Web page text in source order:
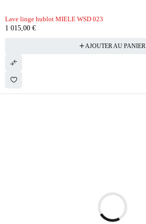
Lave linge hublot MIELE WSD 023
1 015,00 €
AJOUTER AU PANIER